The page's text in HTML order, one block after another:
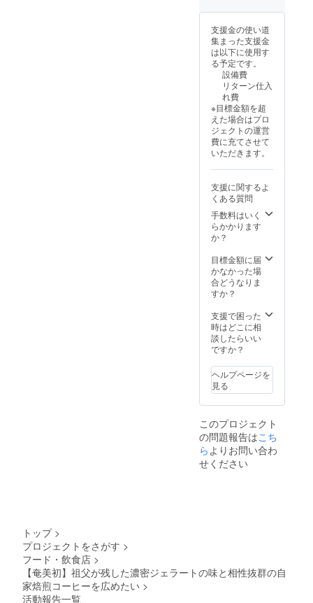
ごま
ジェ
ラー
ト：牛
乳、グ
ラ
ニュー
糖、生
クリー
ム、脱
脂粉
乳、白
すりご
ま/安定
剤(増粘
多糖類)
「賞味
期限」
なし
「保存
下の冷
凍保存
「アレ
卵、乳
製造者
株式会
社
NO 鹿児
島県大
島郡瀬
戸内町
船津22-
6-102
どを選
だけま
す（公
序良俗
に反し
ない範
囲）。※
にて名
前の記
入をお
願いい
たしま
す。
介：ご
支援者
さまの
SNSア
カウン
希望の
場合
は、合
わせて
け可能
です。
ターン
内容に
なりま
す。
支援金の使い道
集まった支援金
は以下に使用す
る予定です。
設備費
リターン仕入
れ費
※目標金額を超
えた場合はプロ
ジェクトの運営
費に充てさせて
いただきます。
支援に関するよ
くある質問
手数料はいく
らかかります
か？
目標金額に届
かなかった場
合どうなりま
すか？
支援で困った
時はどこに相
談したらいい
ですか？
ヘルプページを
見る
このプロジェクト
の問題報告はこち
ら よりお問い合わ
せください
トップ >
プロジェクトをさがす >
フード・飲食店 >
【奄美初】祖父が残した濃密ジェラートの味と相性抜群の自
家焙煎コーヒーを広めたい >
活動報告一覧